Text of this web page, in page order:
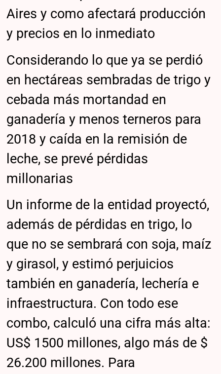
Aires y como afectará producción
y precios en lo inmediato
Considerando lo que ya se perdió
en hectáreas sembradas de trigo y
cebada más mortandad en
ganadería y menos terneros para
2018 y caída en la remisión de
leche, se prevé pérdidas
millonarias
Un informe de la entidad proyectó,
además de pérdidas en trigo, lo
que no se sembrará con soja, maíz
y girasol, y estimó perjuicios
también en ganadería, lechería e
infraestructura. Con todo ese
combo, calculó una cifra más alta:
US$ 1500 millones, algo más de $
26.200 millones. Para